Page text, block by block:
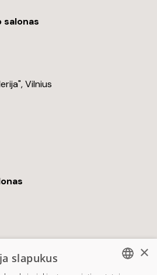
Vilnius
×
slapukus